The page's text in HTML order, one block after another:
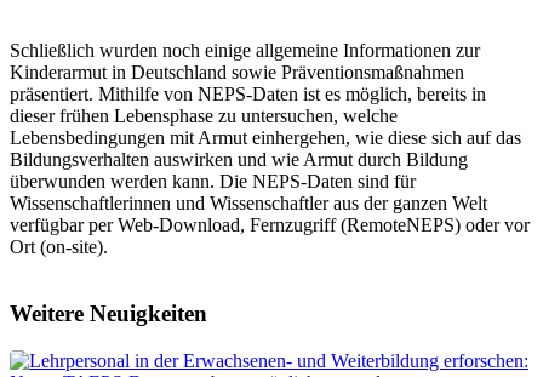
Schließlich wurden noch einige allgemeine Informationen zur
Kinderarmut in Deutschland sowie Präventionsmaßnahmen
präsentiert. Mithilfe von NEPS-Daten ist es möglich, bereits in
dieser frühen Lebensphase zu untersuchen, welche
Lebensbedingungen mit Armut einhergehen, wie diese sich auf das
Bildungsverhalten auswirken und wie Armut durch Bildung
überwunden werden kann. Die NEPS-Daten sind für
Wissenschaftlerinnen und Wissenschaftler aus der ganzen Welt
verfügbar per Web-Download, Fernzugriff (RemoteNEPS) oder vor
Ort (on-site).
Weitere Neuigkeiten